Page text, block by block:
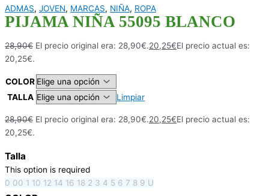
ADMAS, JOVEN, MARCAS, NIÑA, ROPA
PIJAMA NIÑA 55095 BLANCO
28,90€ El precio original era: 28,90€.20,25€El precio actual es:
20,25€.
COLOR
TALLA
Limpiar
28,90€ El precio original era: 28,90€.20,25€El precio actual es:
20,25€.
Talla
This option is required
0 00 1 10 12 14 16 18 2 3 4 5 6 7 8 9 U